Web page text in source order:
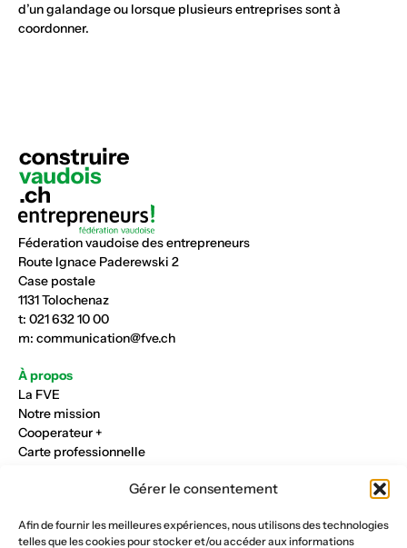
Gérer le consentement
Afin de fournir les meilleures expériences, nous utilisons des technologies
telles que les cookies pour stocker et/ou accéder aux informations
d’un galandage ou lorsque plusieurs entreprises sont à
coordonner.
Féderation vaudoise des entrepreneurs
Route Ignace Paderewski 2
Case postale
1131 Tolochenaz
t: 021 632 10 00
m: communication@fve.ch
À propos
La FVE
Notre mission
Cooperateur +
Carte professionnelle
Industrie du verre